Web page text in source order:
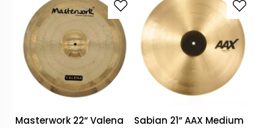
Masterwork 22“ Valena
Sabian 21“ AAX Medium